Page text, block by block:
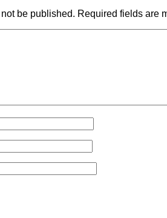
be published. Required fields are